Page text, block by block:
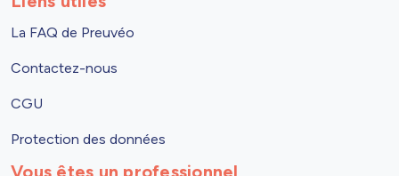
La FAQ de Preuvéo
Contactez-nous
CGU
Protection des données
Vous êtes un professionnel